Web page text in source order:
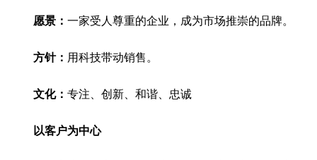
愿景： 一家受人尊重的企业，成为市场推崇的品牌。
方针： 用科技带动销售。
文化： 专注、创新、和谐、忠诚
以客户为中心